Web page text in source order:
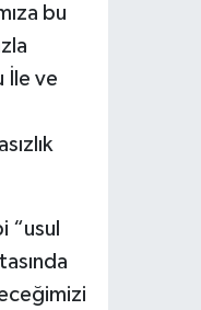
bu
İle ve
“usul